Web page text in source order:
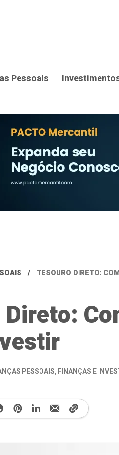
Pessoais
TESOURO DIRETO:
PESSOAIS,FINANÇAS E